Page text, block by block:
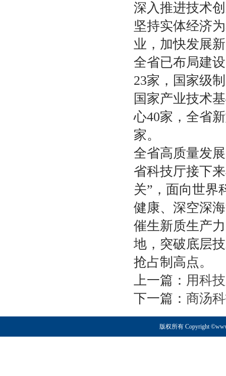
深入推进技术
坚持实体经济
业，加快发展
全省已布局建
23家，国家级
国家产业技术
心40家，全省
家。
全省高质量发
省科技厅接下
关”，面向世界
健康、深空深
催生新质生产
地，突破底层
抢占制高点。
上一篇： 用科
下一篇： 商汤
版权所有 Copyright